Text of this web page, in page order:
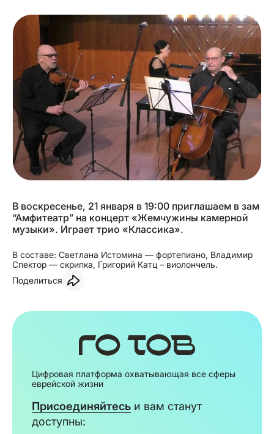
В воскресенье, 21 января в 19:00 приглашаем в зам
“Амфитеатр” на концерт «Жемчужины камерной
музыки». Играет трио «Классика».
В составе: Светлана Истомина — фортепиано, Владимир
Спектор — скрипка, Григорий Катц – виолончель.
Поделиться
Цифровая платформа охватывающая все сферы
еврейской жизни
Присоединяйтесь и вам станут
доступны: